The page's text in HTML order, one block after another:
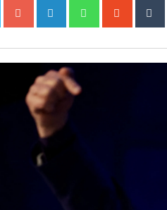
Google+ LinkedIn Whatsapp